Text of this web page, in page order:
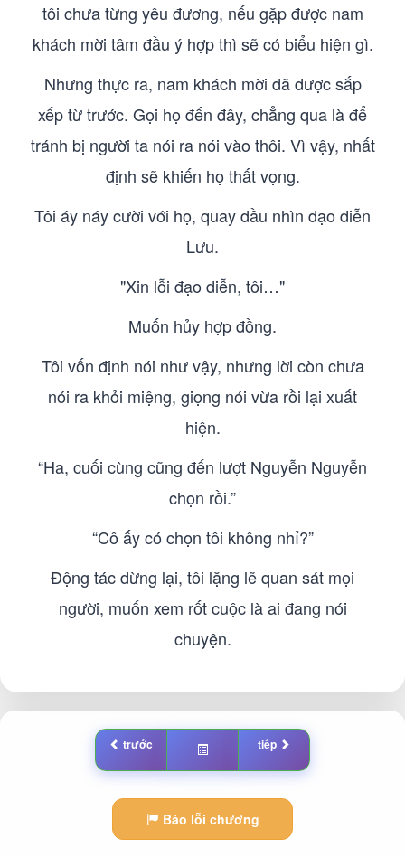
tôi chưa từng yêu đương, nếu gặp được nam
khách mời tâm đầu ý hợp thì sẽ có biểu hiện gì.
Nhưng thực ra, nam khách mời đã được sắp
xếp từ trước. Gọi họ đến đây, chẳng qua là để
tránh bị người ta nói ra nói vào thôi. Vì vậy, nhất
định sẽ khiến họ thất vọng.
Tôi áy náy cười với họ, quay đầu nhìn đạo diễn
Lưu.
"Xin lỗi đạo diễn, tôi…"
Muốn hủy hợp đồng.
Tôi vốn định nói như vậy, nhưng lời còn chưa
nói ra khỏi miệng, giọng nói vừa rồi lại xuất
hiện.
“Ha, cuối cùng cũng đến lượt Nguyễn Nguyễn
chọn rồi.”
“Cô ấy có chọn tôi không nhỉ?”
Động tác dừng lại, tôi lặng lẽ quan sát mọi
người, muốn xem rốt cuộc là ai đang nói
chuyện.
trước tiếp
Báo lỗi chương